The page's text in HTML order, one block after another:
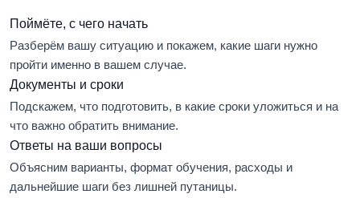
Поймёте, с чего начать
Разберём вашу ситуацию и покажем, какие шаги нужно
пройти именно в вашем случае.
Документы и сроки
Подскажем, что подготовить, в какие сроки уложиться и на
что важно обратить внимание.
Ответы на ваши вопросы
Объясним варианты, формат обучения, расходы и
дальнейшие шаги без лишней путаницы.